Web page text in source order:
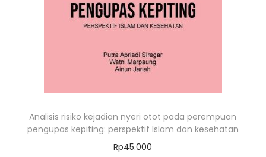
Analisis risiko kejadian nyeri otot pada perempuan
pengupas kepiting: perspektif Islam dan kesehatan
Rp45.000